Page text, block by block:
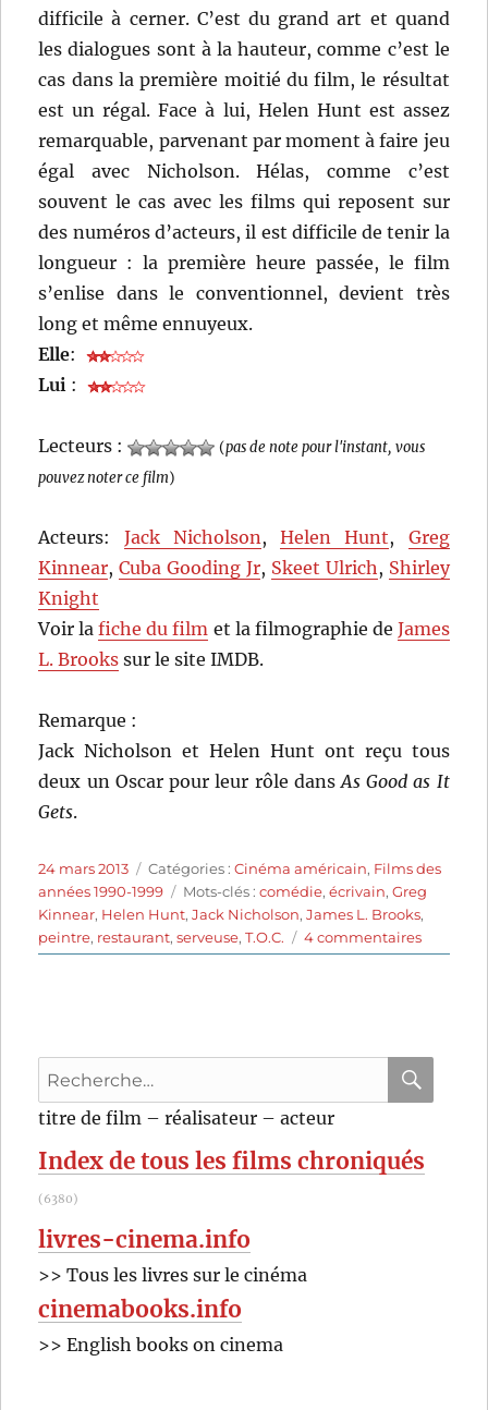
difficile à cerner. C’est du grand art et quand
les dialogues sont à la hauteur, comme c’est le
cas dans la première moitié du film, le résultat
est un régal. Face à lui, Helen Hunt est assez
remarquable, parvenant par moment à faire jeu
égal avec Nicholson. Hélas, comme c’est
souvent le cas avec les films qui reposent sur
des numéros d’acteurs, il est difficile de tenir la
longueur : la première heure passée, le film
s’enlise dans le conventionnel, devient très
long et même ennuyeux.
Elle:
Lui :
Lecteurs : (pas de note pour l'instant, vous
pouvez noter ce film)
Acteurs: Jack Nicholson ,Helen Hunt, Greg
Kinnear,Cuba Gooding Jr, Skeet Ulrich , Shirley
Knight
Voir lafiche du film et la filmographie de James
L. Brooks sur le site IMDB.
Remarque :
Jack Nicholson et Helen Hunt ont reçu tous
deux un Oscar pour leur rôle dans As Good as It
Gets.
Publié
le
24 mars 2013 Catégories
Catégories :Cinéma américain, Films des
années 1990-1999
Étiquettes
Mots-clés :comédie,écrivain,Greg
Kinnear, Helen Hunt,Jack Nicholson,James L. Brooks,
peintre, restaurant,serveuse,T.O.C. 4 commentairessur
Pour
James
Recherche
pour
:
titre de film – réalisateur – acteur
Index de tous les films chroniqués
(6380)
livres-cinema.info
>> Tous les livres sur le cinéma
cinemabooks.info
>> English books on cinema